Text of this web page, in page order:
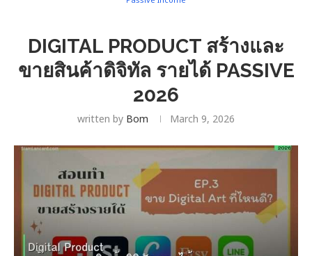
DIGITAL PRODUCT สร้างและ
ขายสินค้าดิจิทัล รายได้ PASSIVE
2026
written by Bom March 9, 2026